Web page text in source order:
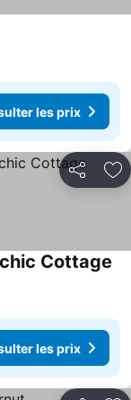
les prix
Partager
Cottage
les prix